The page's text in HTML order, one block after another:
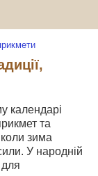
календарі
та
зима
У народній